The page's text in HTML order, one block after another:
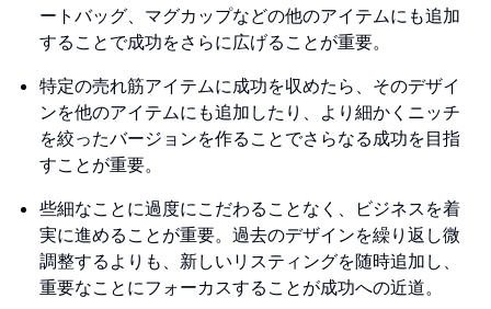
ートバッグ、マグカップなどの他のアイテムにも追加
することで成功をさらに広げることが重要。
特定の売れ筋アイテムに成功を収めたら、そのデザイ
ンを他のアイテムにも追加したり、より細かくニッチ
を絞ったバージョンを作ることでさらなる成功を目指
すことが重要。
些細なことに過度にこだわることなく、ビジネスを着
実に進めることが重要。過去のデザインを繰り返し微
調整するよりも、新しいリスティングを随時追加し、
重要なことにフォーカスすることが成功への近道。